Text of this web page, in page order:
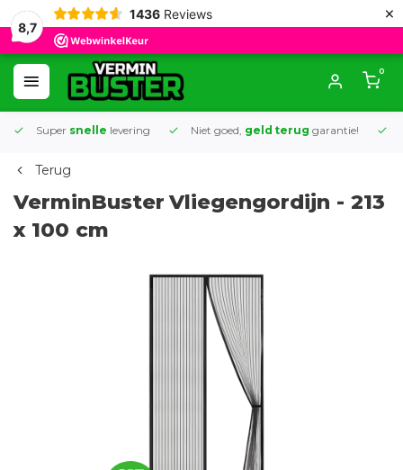
8,7
1436 Reviews ×
0
Super snelle levering Niet goed, geld terug garantie!
Terug
VerminBuster Vliegengordijn - 213
x 100 cm